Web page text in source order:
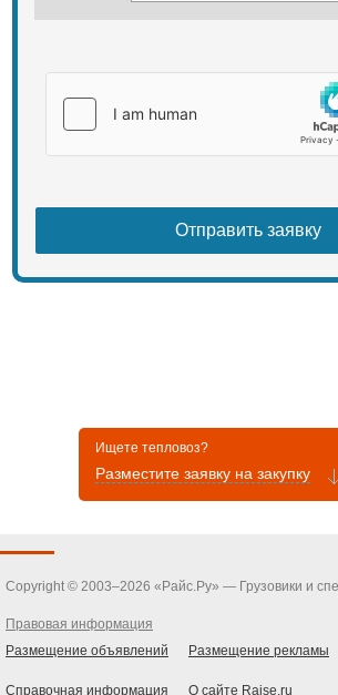
Ищете тепловоз?
Разместите заявку на закупку
Copyright © 2003–2026 «Райс.Ру» — Грузовики и
Правовая информация
Размещение объявлений
Размещение рекламы
Справочная информация О сайте Raise.ru